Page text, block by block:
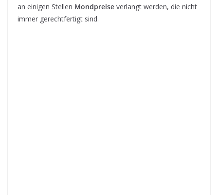
an einigen Stellen Mondpreise verlangt werden, die nicht
immer gerechtfertigt sind.